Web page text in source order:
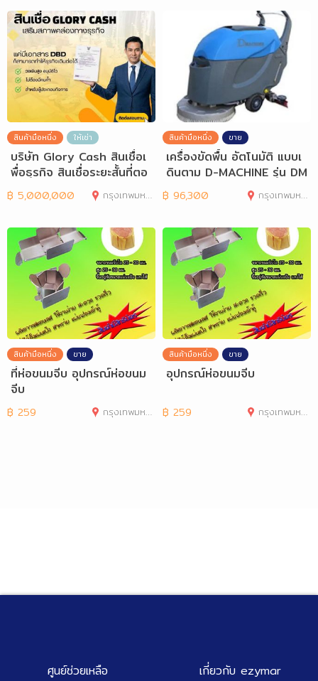
สินค้ามือหนึ่ง ให้เช่า
บริษัท Glory Cash สินเชื่อเ
พื่อธุรกิจ สินเชื่อระยะสั้นที่ตอ
฿ 5,000,000 กรุงเทพมหานคร
สินค้ามือหนึ่ง ขาย
เครื่องขัดพื้น อัตโนมัติ แบบเ
ดินตาม D-MACHINE รุ่น DM
466C
฿ 96,300 กรุงเทพมหานคร
สินค้ามือหนึ่ง ขาย
ที่ห่อขนมจีบ อุปกรณ์ห่อขนม
จีบ
฿ 259 กรุงเทพมหานคร
สินค้ามือหนึ่ง ขาย
อุปกรณ์ห่อขนมจีบ
฿ 259 กรุงเทพมหานคร
ศูนย์ช่วยเหลือ เกี่ยวกับ ezymar